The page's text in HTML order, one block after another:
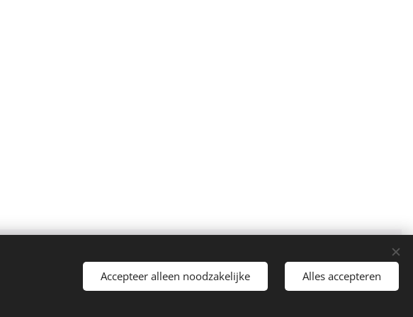
Cookies
Talen
Nederlands English
Accepteer alleen noodzakelijke Alles accepteren